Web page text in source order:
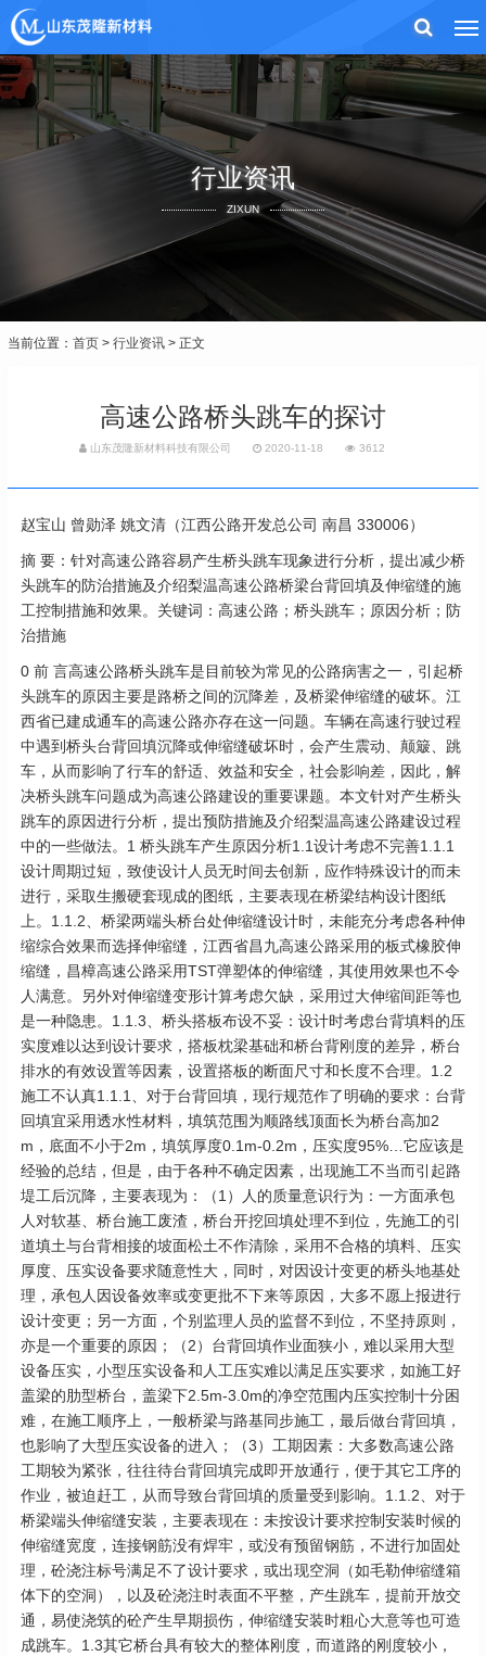
行业资讯
ZIXUN
当前位置： 首页 > 行业资讯 > 正文
高速公路桥头跳车的探讨
山东茂隆新材料科技有限公司 2020-11-18 3612
赵宝山 曾勋泽 姚文清（江西公路开发总公司 南昌 330006）
摘 要：针对高速公路容易产生桥头跳车现象进行分析，提出减少桥
头跳车的防治措施及介绍梨温高速公路桥梁台背回填及伸缩缝的施
工控制措施和效果。关键词：高速公路；桥头跳车；原因分析；防
治措施
0 前 言高速公路桥头跳车是目前较为常见的公路病害之一，引起桥
头跳车的原因主要是路桥之间的沉降差，及桥梁伸缩缝的破坏。江
西省已建成通车的高速公路亦存在这一问题。车辆在高速行驶过程
中遇到桥头台背回填沉降或伸缩缝破坏时，会产生震动、颠簸、跳
车，从而影响了行车的舒适、效益和安全，社会影响差，因此，解
决桥头跳车问题成为高速公路建设的重要课题。本文针对产生桥头
跳车的原因进行分析，提出预防措施及介绍梨温高速公路建设过程
中的一些做法。1 桥头跳车产生原因分析1.1设计考虑不完善1.1.1
设计周期过短，致使设计人员无时间去创新，应作特殊设计的而未
进行，采取生搬硬套现成的图纸，主要表现在桥梁结构设计图纸
上。1.1.2、桥梁两端头桥台处伸缩缝设计时，未能充分考虑各种伸
缩综合效果而选择伸缩缝，江西省昌九高速公路采用的板式橡胶伸
缩缝，昌樟高速公路采用TST弹塑体的伸缩缝，其使用效果也不令
人满意。另外对伸缩缝变形计算考虑欠缺，采用过大伸缩间距等也
是一种隐患。1.1.3、桥头搭板布设不妥：设计时考虑台背填料的压
实度难以达到设计要求，搭板枕梁基础和桥台背刚度的差异，桥台
排水的有效设置等因素，设置搭板的断面尺寸和长度不合理。1.2
施工不认真1.1.1、对于台背回填，现行规范作了明确的要求：台背
回填宜采用透水性材料，填筑范围为顺路线顶面长为桥台高加2
m，底面不小于2m，填筑厚度0.1m-0.2m，压实度95%…它应该是
经验的总结，但是，由于各种不确定因素，出现施工不当而引起路
堤工后沉降，主要表现为：（1）人的质量意识行为：一方面承包
人对软基、桥台施工废渣，桥台开挖回填处理不到位，先施工的引
道填土与台背相接的坡面松土不作清除，采用不合格的填料、压实
厚度、压实设备要求随意性大，同时，对因设计变更的桥头地基处
理，承包人因设备效率或变更批不下来等原因，大多不愿上报进行
设计变更；另一方面，个别监理人员的监督不到位，不坚持原则，
亦是一个重要的原因；（2）台背回填作业面狭小，难以采用大型
设备压实，小型压实设备和人工压实难以满足压实要求，如施工好
盖梁的肋型桥台，盖梁下2.5m-3.0m的净空范围内压实控制十分困
难，在施工顺序上，一般桥梁与路基同步施工，最后做台背回填，
也影响了大型压实设备的进入；（3）工期因素：大多数高速公路
工期较为紧张，往往待台背回填完成即开放通行，便于其它工序的
作业，被迫赶工，从而导致台背回填的质量受到影响。1.1.2、对于
桥梁端头伸缩缝安装，主要表现在：未按设计要求控制安装时候的
伸缩缝宽度，连接钢筋没有焊牢，或没有预留钢筋，不进行加固处
理，砼浇注标号满足不了设计要求，或出现空洞（如毛勒伸缩缝箱
体下的空洞），以及砼浇注时表面不平整，产生跳车，提前开放交
通，易使浇筑的砼产生早期损伤，伸缩缝安装时粗心大意等也可造
成跳车。1.3其它桥台具有较大的整体刚度，而道路的刚度较小，